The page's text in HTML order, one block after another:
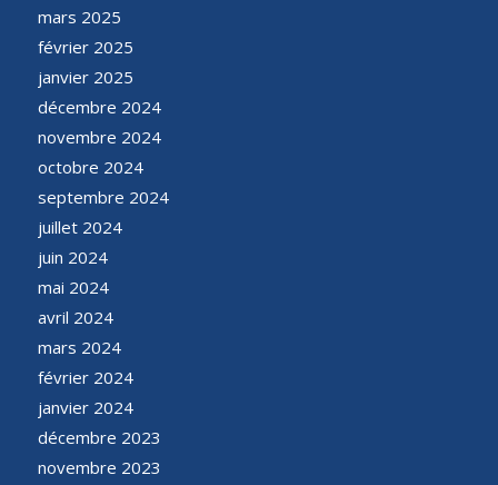
mars 2025
février 2025
janvier 2025
décembre 2024
novembre 2024
octobre 2024
septembre 2024
juillet 2024
juin 2024
mai 2024
avril 2024
mars 2024
février 2024
janvier 2024
décembre 2023
novembre 2023